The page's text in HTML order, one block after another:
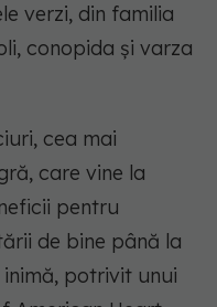
verzi, din familia
conopida și varza
cea mai
care vine la
pentru
de bine până la
potrivit unui